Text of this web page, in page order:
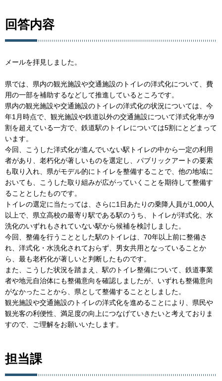
回答内容
メールを拝見しました。
県では、県内の観光施設や交通施設のトイレの洋式化について、費
用の一部を補助するなどして推進しているところです。
県内の観光施設や交通施設のトイレの洋式化の状況については、今
年1月時点で、観光施設や鉄道以外の交通施設について洋式化率が9
割を超えている一方で、鉄道駅のトイレについては5割にとどまって
います。
今回、こうした洋式化が進んでいない駅トイレの中から一定の利用
者があり、老朽化が著しいものを選定し、パブリックアートの要素
も取り入れ、県がモデル的にトイレを整備することで、他の地域に
おいても、こうした取り組みが広がっていくことを期待して整備す
ることとしたものです。
トイレの選定に当たっては、さらに1日あたりの乗降人員が1,000人
以上で、県立高校の最寄り駅である駅のうち、トイレが洋式化、水
洗化のいずれもされていない駅から候補を検討しました。
今回、整備を行うこととした駅のトイレは、70年以上前に整備さ
れ、洋式化・水洗化されておらず、男女共用となっていることか
ら、最も老朽化が著しいと判断したものです。
また、こうした状況を踏まえ、駅のトイレ整備について、鉄道事業
者や地元自治体にも整備意向を確認しましたが、いずれも整備意向
がなかったことから、県として整備することとしました。
観光施設や交通施設のトイレの洋式化を進めることにより、県民や
観光客の利便性、満足度の向上につなげていきたいと考えておりま
すので、ご理解をお願いいたします。
担当課